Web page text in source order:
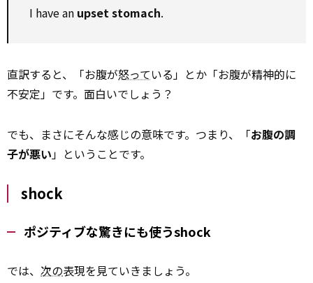
I have an upset stomach.
直訳すると、「お腹が怒っている」とか「お腹が精神的に
不安定」です。面白いでしょう？
でも、まさにそんな感じの意味です。つまり、「お腹の調
子が悪い」ということです。
shock
ポジティブな驚きにも使うshock
では、 次の表現を見ていきましょう。